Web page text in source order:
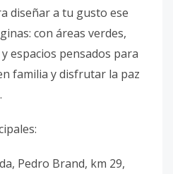
diseñar a tu gusto ese
con áreas verdes,
espacios pensados para
familia y disfrutar la paz
Pedro Brand, km 29,